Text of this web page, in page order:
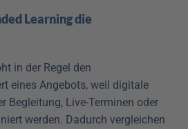
Learning die
in der Regel den
eines Angebots, weil digitale
Begleitung, Live-Terminen oder
werden. Dadurch vergleichen